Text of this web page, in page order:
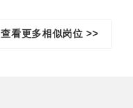
查看更多相似岗位 >>